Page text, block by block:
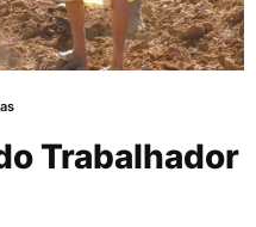
Trabalhador